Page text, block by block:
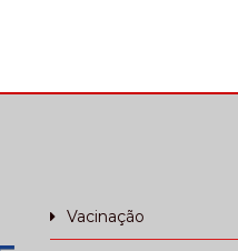
Vacinação